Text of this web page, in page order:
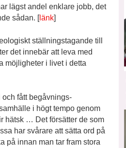
lägst andel enklare jobb, det
sådan. [länk]
ställningstagande till
det innebär att leva med
möjligheter i livet i detta
och fått begåvnings­
i högt tempo genom
hätsk … Det försätter de som
har svårare att sätta ord på
på innan man tar fram stora